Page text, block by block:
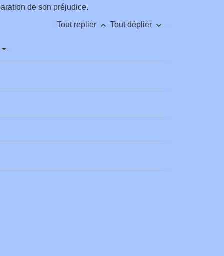
de son préjudice.
Tout replier keyboard_arrow_up Tout déplier keyboard_arrow_down